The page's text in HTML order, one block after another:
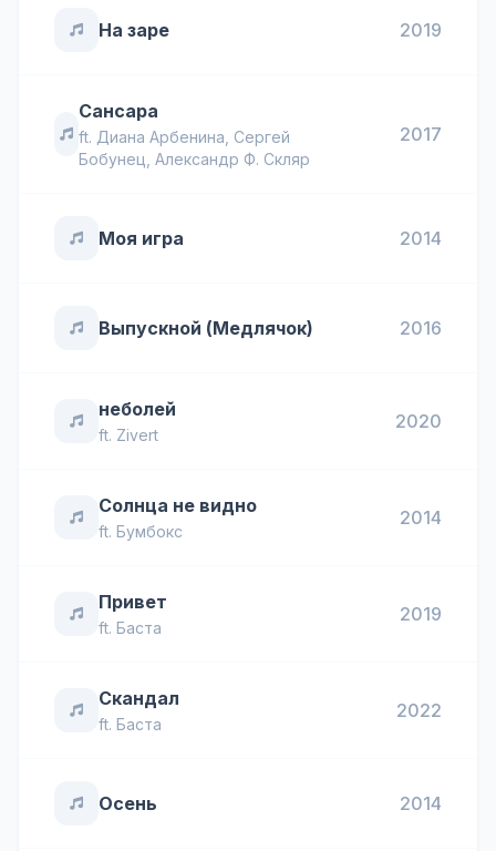
На заре 2019
Сансара
ft. Диана Арбенина Сергей
Бобунец Александр Ф. Скляр
2017
Моя игра 2014
Выпускной (Медлячок) 2016
неболей
ft. Zivert
2020
Солнца не видно
ft. Бумбокс
2014
Привет
ft. Баста
2019
Скандал
ft. Баста
2022
Осень 2014